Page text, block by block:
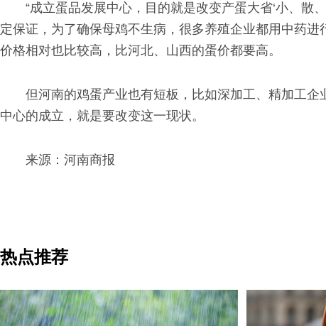
“成立蛋品发展中心，目的就是改变产蛋大省‘小、散
定保证，为了确保母鸡不生病，很多养殖企业都用中药
价格相对也比较高，比河北、山西的蛋价都要高。
但河南的鸡蛋产业也有短板，比如深加工、精加工
中心的成立，就是要改变这一现状。
来源：河南商报
热点推荐